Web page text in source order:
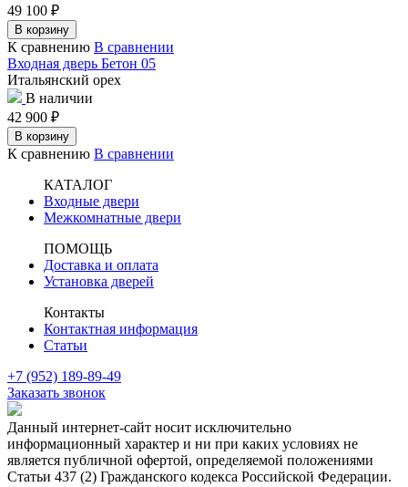
49 100 ₽
В корзину
К сравнению В сравнении
Входная дверь Бетон 05
Итальянский орех
В наличии
42 900 ₽
В корзину
К сравнению В сравнении
КАТАЛОГ
Входные двери
Межкомнатные двери
ПОМОЩЬ
Доставка и оплата
Установка дверей
Контакты
Контактная информация
Статьи
+7 (952) 189-89-49
Заказать звонок
Данный интернет-сайт носит исключительно
информационный характер и ни при каких условиях не
является публичной офертой, определяемой положениями
Статьи 437 (2) Гражданского кодекса Российской Федерации.